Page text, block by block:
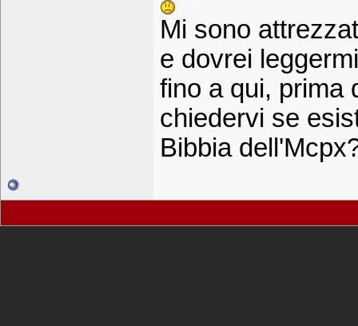
Mi sono
e dovrei
fino a qui, prima
chiedervi se
Bibbia